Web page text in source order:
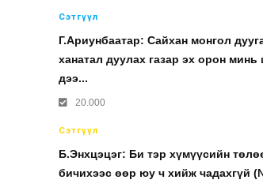
Сэтгүүл
Г.Ариунбаатар: Сайхан монгол
ханатал дуулах газар эх орон минь
дээ...
20.000
Сэтгүүл
Б.Энхцэцэг: Би тэр хүмүүсийн
бичихээс өөр юу ч хийж чадахгүй